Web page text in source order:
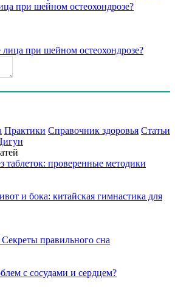
при шейном остеохондрозе?
Практики Справочник здоровья Статьи
таблеток: проверенные методики
и бока: китайская гимнастика для
правильного сна
с сосудами и сердцем?